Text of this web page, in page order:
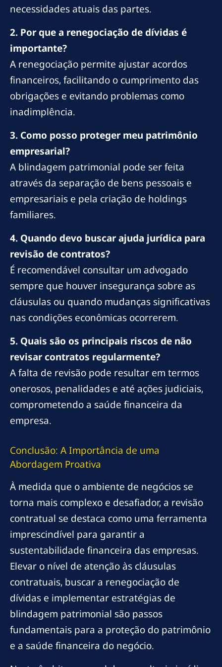
necessidades atuais das partes.
2. Por que a renegociação de dívidas é
importante?
A renegociação permite ajustar acordos
financeiros, facilitando o cumprimento das
obrigações e evitando problemas como
inadimplência.
3. Como posso proteger meu patrimônio
empresarial?
A blindagem patrimonial pode ser feita
através da separação de bens pessoais e
empresariais e pela criação de holdings
familiares.
4. Quando devo buscar ajuda jurídica para
revisão de contratos?
É recomendável consultar um advogado
sempre que houver insegurança sobre as
cláusulas ou quando mudanças significativas
nas condições econômicas ocorrerem.
5. Quais são os principais riscos de não
revisar contratos regularmente?
A falta de revisão pode resultar em termos
onerosos, penalidades e até ações judiciais,
comprometendo a saúde financeira da
empresa.
Conclusão: A Importância de uma
Abordagem Proativa
À medida que o ambiente de negócios se
torna mais complexo e desafiador, a revisão
contratual se destaca como uma ferramenta
imprescindível para garantir a
sustentabilidade financeira das empresas.
Elevar o nível de atenção às cláusulas
contratuais, buscar a renegociação de
dívidas e implementar estratégias de
blindagem patrimonial são passos
fundamentais para a proteção do patrimônio
e a saúde financeira do negócio.